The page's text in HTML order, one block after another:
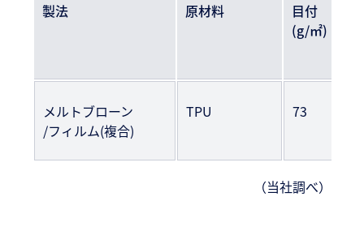
製法 原材料
目付
(g/㎡)
メルトブローン
/フィルム(複合)
TPU 73
（当社調べ）